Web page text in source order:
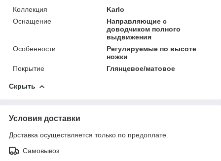
Коллекция
Karlo
Оснащение
Направляющие с
доводчиком полного
выдвижения
Особенности
Регулируемые по высоте
ножки
Покрытие
Глянцевое/матовое
Скрыть
Условия доставки
Доставка осуществляется только по предоплате.
Самовывоз